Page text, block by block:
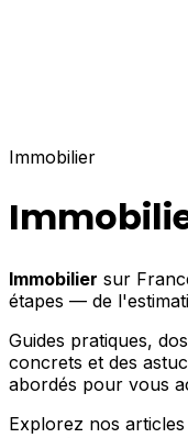
Immobilier
Immobilier sur
étapes — de
Guides pratiques,
concrets et des
abordés pour vous
Explorez nos